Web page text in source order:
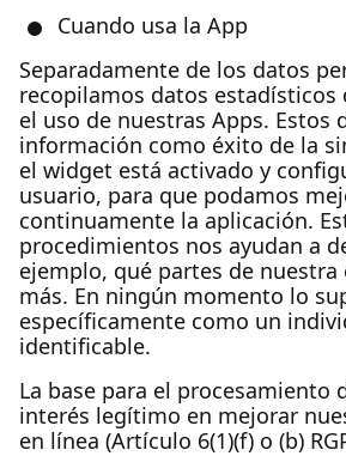
Cuando usa la App
Separadamente de los datos
recopilamos datos estadísticos
el uso de nuestras Apps. Estos
información como éxito de la
el widget está activado y
usuario, para que podamos
continuamente la aplicación.
procedimientos nos ayudan a
ejemplo, qué partes de nuestra
más. En ningún momento lo
específicamente como un
identificable.
La base para el procesamiento
interés legítimo en mejorar
en línea (Artículo 6(1)(f) o (b)